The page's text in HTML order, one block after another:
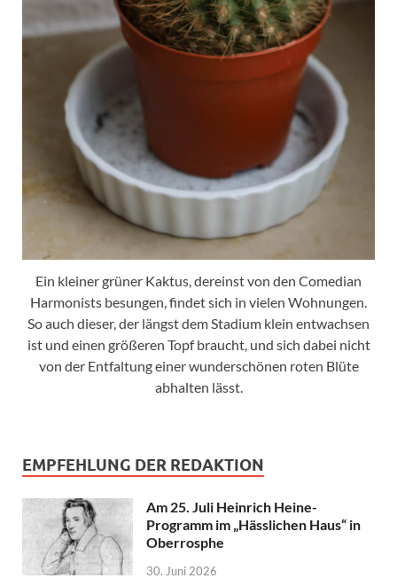
Ein kleiner grüner Kaktus, dereinst von den Comedian
Harmonists besungen, findet sich in vielen Wohnungen.
So auch dieser, der längst dem Stadium klein entwachsen
ist und einen größeren Topf braucht, und sich dabei nicht
von der Entfaltung einer wunderschönen roten Blüte
abhalten lässt.
EMPFEHLUNG DER REDAKTION
Am 25. Juli Heinrich Heine-
Programm im „Hässlichen Haus“ in
Oberrosphe
30. Juni 2026